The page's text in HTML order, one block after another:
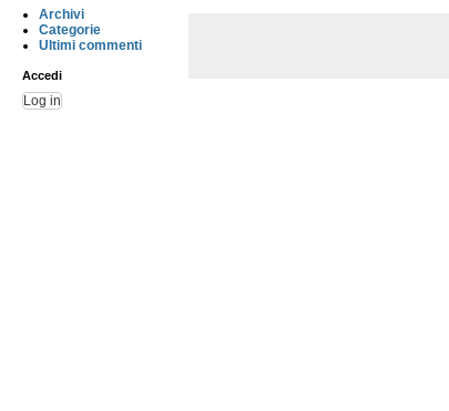
Archivi
Categorie
Ultimi commenti
Accedi
Log in